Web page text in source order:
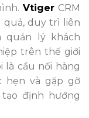
VtigerCRM
quả, duy trì liên
quản lý khách
trên thế giới
là cầu nối hàng
hẹn và gặp gỡ
định hướng